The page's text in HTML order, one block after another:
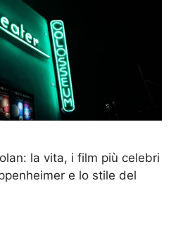
la vita, i film più celebri
e lo stile del